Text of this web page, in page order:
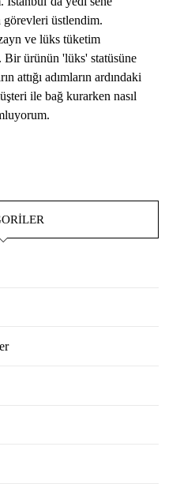
görevleri üstlendim.
ve lüks tüketim
Bir ürünün 'lüks' statüsüne
attığı adımların ardındaki
ile bağ kurarken nasıl